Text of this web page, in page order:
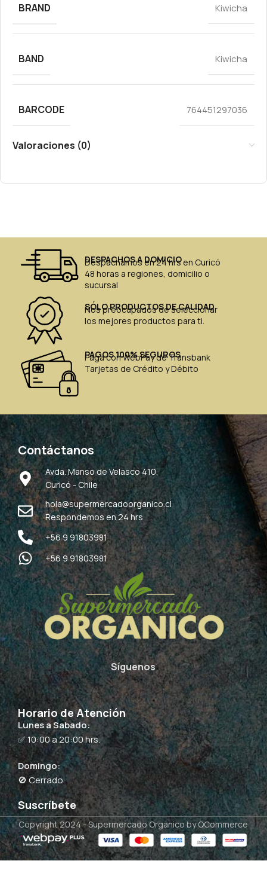
BRAND Kiwicha
BAND Kiwicha
BARCODE 764451297036
Valoraciones (0)
DESPACHOS A DOMICIO
Despachamos en 24 hrs en Curicó
48 horas a regiones, domicilio o
sucursal
SÓLO PRODUCTOS DE CALIDAD
Nos preocupados de seleccionar
los mejores productos para ti.
PAGOS 100% SEGUROS
Paga con WebPay de Transbank
Tarjetas de Crédito y Débito
Contáctanos
Avda. Manso de Velasco 410,
Curicó - Chile
hola@supermercadoorganico.cl
Respondemos en 24 hrs
+56 9 91803981
+56 9 91803981
Síguenos
Horario de Atención
Lunes a Sabado:
✅ 10:00 a 20:00 hrs.
Domingo:
🚫 Cerrado
Suscríbete
Copyright 2024 -Supermercado Orgánico by QCommerce